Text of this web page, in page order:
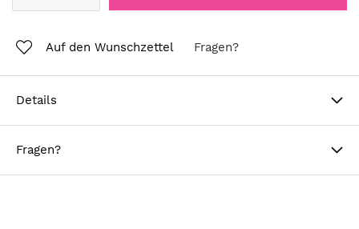
Auf den Wunschzettel Fragen?
Details
Fragen?